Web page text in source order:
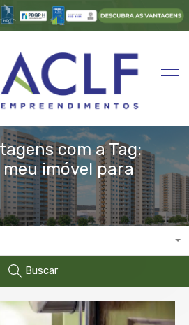
com a Tag:
imóvel para
Buscar